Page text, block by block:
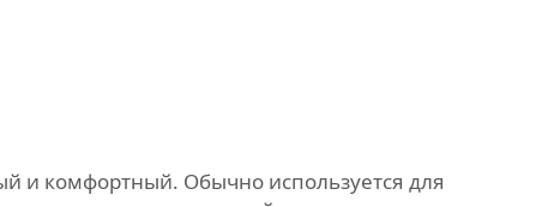
и комфортный. Обычно используется для